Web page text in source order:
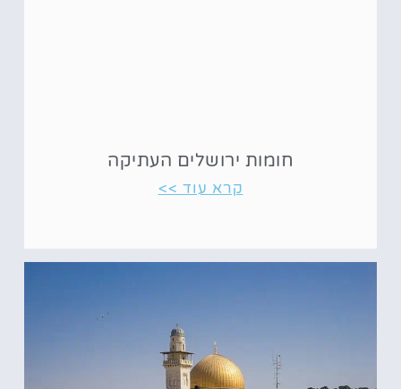
חומות ירושלים העתיקה
קרא עוד >>